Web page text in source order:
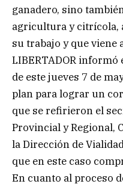
ganadero, sino
agricultura y citrícola,
su trabajo y que viene
LIBERTADOR informó
de este jueves 7 de
plan para lograr un
que se refirieron el
Provincial y Regional,
la Dirección de
que en este caso
En cuanto al proceso